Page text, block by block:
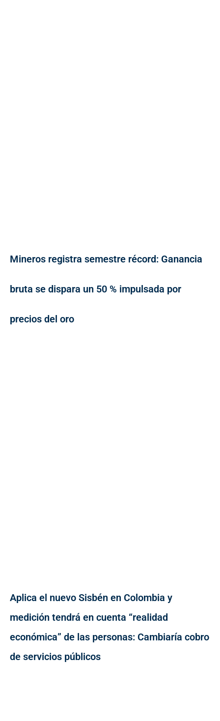
Mineros registra semestre récord: Ganancia
bruta se dispara un 50 % impulsada por
precios del oro
Aplica el nuevo Sisbén en Colombia y
medición tendrá en cuenta “realidad
económica” de las personas: Cambiaría cobro
de servicios públicos